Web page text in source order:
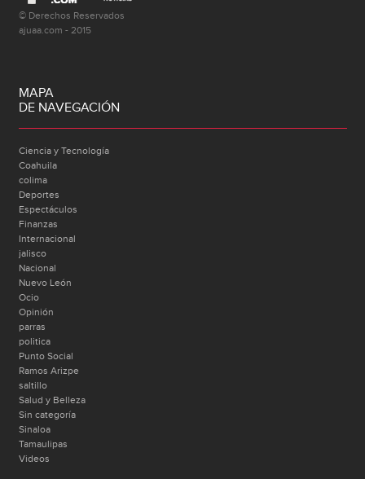
© Derechos Reservados
ajuaa.com - 2015
MAPA
DE NAVEGACIÓN
Ciencia y Tecnología
Coahuila
colima
Deportes
Espectáculos
Finanzas
Internacional
jalisco
Nacional
Nuevo León
Ocio
Opinión
parras
politica
Punto Social
Ramos Arizpe
saltillo
Salud y Belleza
Sin categoría
Sinaloa
Tamaulipas
Videos